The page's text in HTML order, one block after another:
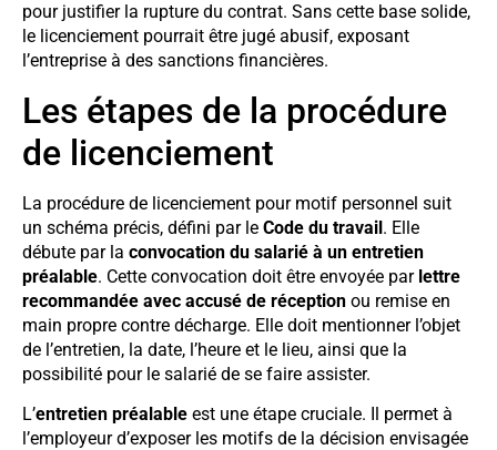
pour justifier la rupture du contrat. Sans cette base solide,
le licenciement pourrait être jugé abusif, exposant
l’entreprise à des sanctions financières.
Les étapes de la procédure
de licenciement
La procédure de licenciement pour motif personnel suit
un schéma précis, défini par le Code du travail. Elle
débute par la convocation du salarié à un entretien
préalable. Cette convocation doit être envoyée par lettre
recommandée avec accusé de réception ou remise en
main propre contre décharge. Elle doit mentionner l’objet
de l’entretien, la date, l’heure et le lieu, ainsi que la
possibilité pour le salarié de se faire assister.
L’entretien préalable est une étape cruciale. Il permet à
l’employeur d’exposer les motifs de la décision envisagée